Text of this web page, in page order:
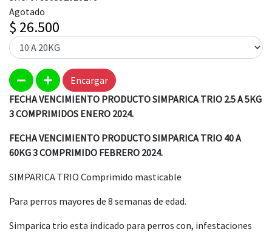
Agotado
$ 26.500
Encargar
FECHA VENCIMIENTO PRODUCTO SIMPARICA TRIO 2.5 A 5KG
3 COMPRIMIDOS ENERO 2024.
FECHA VENCIMIENTO PRODUCTO SIMPARICA TRIO 40 A
60KG 3 COMPRIMIDO FEBRERO 2024.
SIMPARICA TRIO Comprimido masticable
Para perros mayores de 8 semanas de edad.
Simparica trio esta indicado para perros con, infestaciones